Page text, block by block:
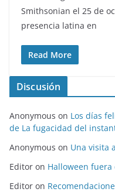
Smithsonian el 25 de
presencia latina en
Read More
Discusión
Anonymous on Los días
de La fugacidad del
Anonymous on Una visita
Editor on Halloween fuera
Editor on